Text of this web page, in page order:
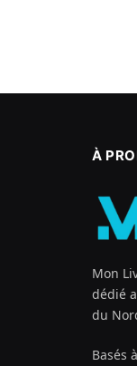
À
Mon
dédié
du
Basés